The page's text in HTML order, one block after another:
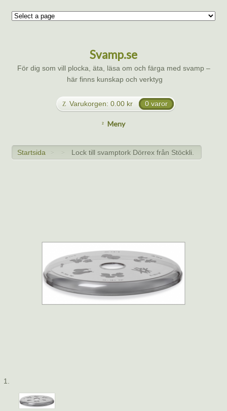
Svamp.se
För dig som vill plocka, äta, läsa om och färga med svamp –
här finns kunskap och verktyg
Varukorgen: 0.00 kr 0 varor
Meny
Startsida > > Lock till svamptork Dörrex från Stöckli.